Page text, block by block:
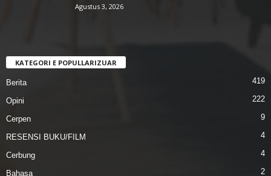
Agustus 3, 2026
KATEGORI E POPULLARIZUAR
Berita 419
Opini 222
Cerpen 9
RESENSI BUKU/FILM 4
Cerbung 4
Bahasa 2